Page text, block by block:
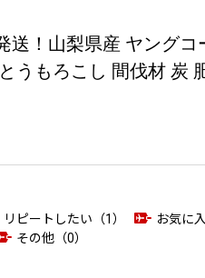
送！山梨県産 ヤング
うもろこし 間伐材 炭
リピートしたい（1） お気に
その他（0）